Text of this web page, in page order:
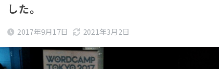
した。
2017年9月17日 2021年3月2日